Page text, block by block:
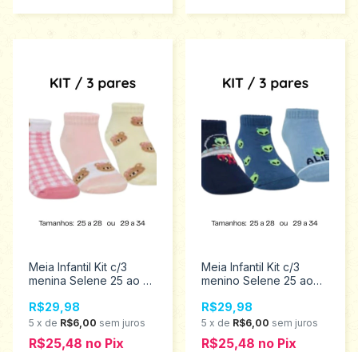
Meia Infantil Kit c/3
menina Selene 25 ao 34
R$29,98
5 x de R$6,00 sem juros
R$25,48 no Pix
Meia Infantil Kit c/3
menino Selene 25 ao
R$29,98
5 x de R$6,00 sem juros
R$25,48 no Pix